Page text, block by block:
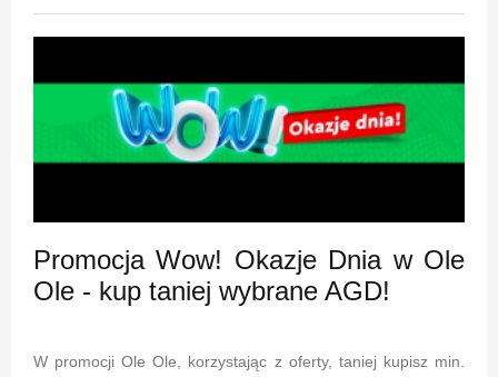
Promocja Wow! Okazje Dnia w Ole
Ole - kup taniej wybrane AGD!
W promocji Ole Ole, korzystając z oferty, taniej kupisz min.